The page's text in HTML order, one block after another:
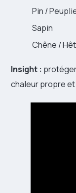
Pin /
Sapin
Chêne /
Insight :
chaleur propre